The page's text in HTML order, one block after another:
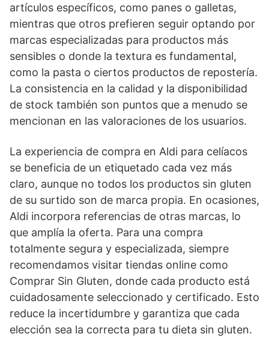
artículos específicos, como panes o galletas,
mientras que otros prefieren seguir optando por
marcas especializadas para productos más
sensibles o donde la textura es fundamental,
como la pasta o ciertos productos de repostería.
La consistencia en la calidad y la disponibilidad
de stock también son puntos que a menudo se
mencionan en las valoraciones de los usuarios.
La experiencia de compra en Aldi para celíacos
se beneficia de un etiquetado cada vez más
claro, aunque no todos los productos sin gluten
de su surtido son de marca propia. En ocasiones,
Aldi incorpora referencias de otras marcas, lo
que amplía la oferta. Para una compra
totalmente segura y especializada, siempre
recomendamos visitar tiendas online como
Comprar Sin Gluten, donde cada producto está
cuidadosamente seleccionado y certificado. Esto
reduce la incertidumbre y garantiza que cada
elección sea la correcta para tu dieta sin gluten.